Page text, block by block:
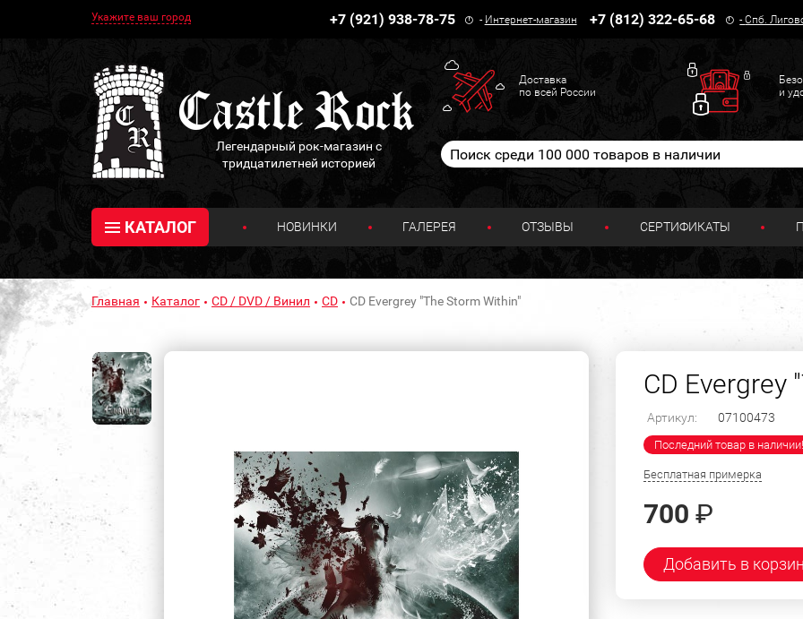
Укажите ваш город +7 (921) 938-78-75 - Интернет-магазин +7 (812) 322-65-68 -Спб.
Легендарный рок-магазин с
тридцатилетней историей
Доставка
по всей России
и
КАТАЛОГ НОВИНКИ ГАЛЕРЕЯ ОТЗЫВЫ СЕРТИФИКАТЫ
Главная Каталог CD / DVD / Винил CD CD Evergrey "The Storm Within"
CD Evergrey
Артикул: 07100473
Последний товар в наличии!
Бесплатная примерка
700 ₽
Добавить в